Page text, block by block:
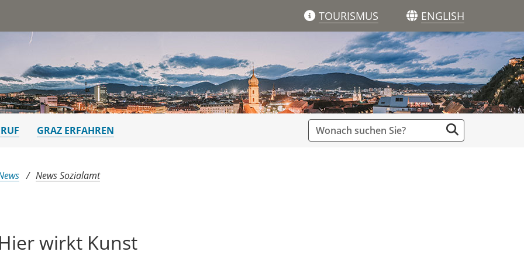
TOURISMUS ENGLISH
GRAZ ERFAHREN
News Sozialamt
wirkt Kunst